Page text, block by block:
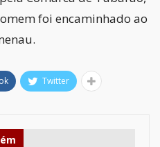
foi encaminhado ao
Twitter